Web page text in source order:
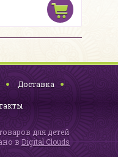
Доставка
для детей
в Digital Clouds